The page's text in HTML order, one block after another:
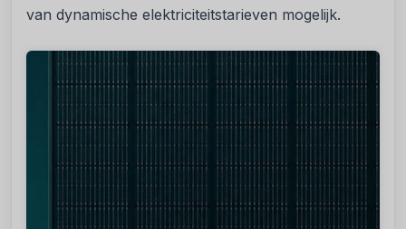
van dynamische elektriciteitstarieven mogelijk.